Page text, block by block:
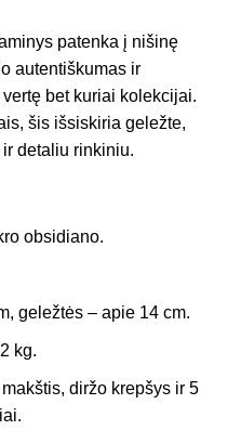
patenka į nišinę
autentiškumas ir
bet kuriai kolekcijai.
šis išsiskiria geležte,
detaliu rinkiniu.
obsidiano.
geležtės – apie 14 cm.
kg.
diržo krepšys ir 5